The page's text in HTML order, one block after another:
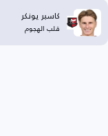
كاسبر يونكر
قلب الهجوم